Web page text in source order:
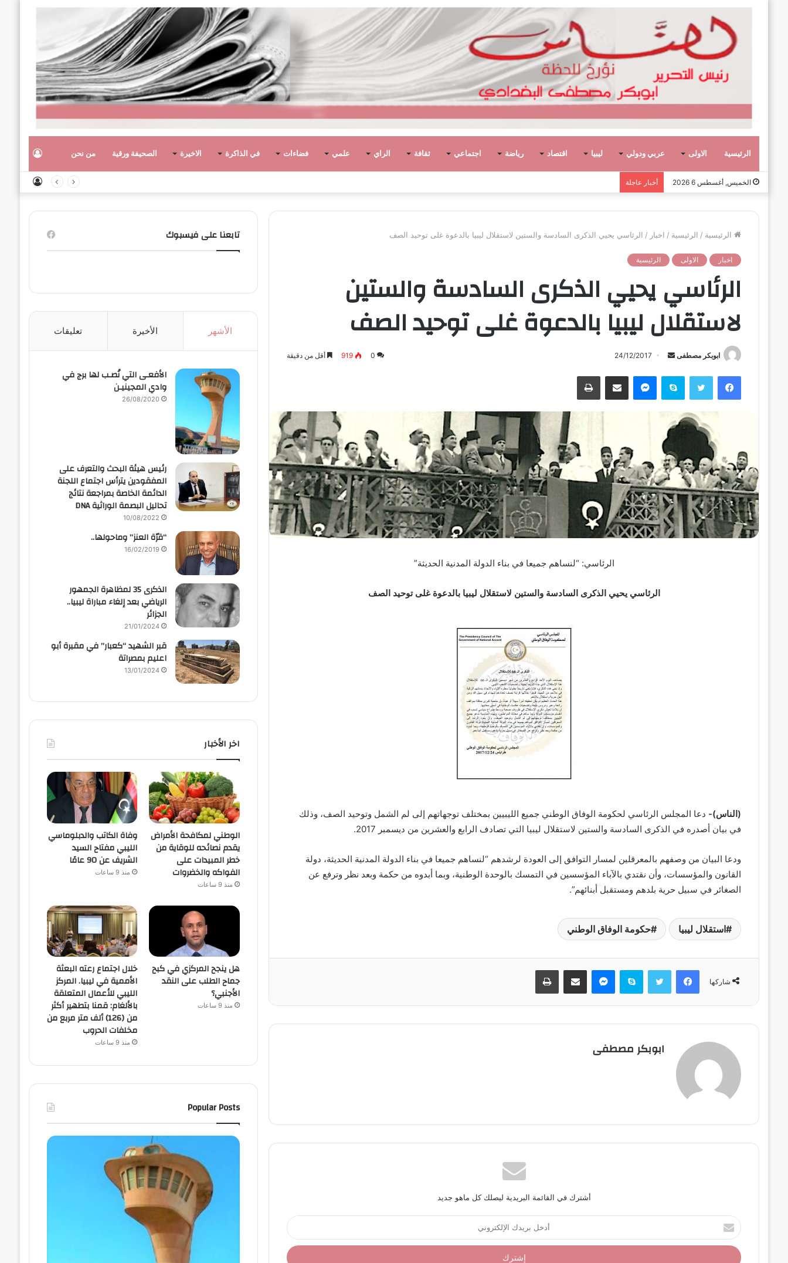
الرئيسية الاولى عربي ودولي ليبيا اقتصاد رياضة اجتماعي ثقافة الراي علمي فضاءات في الذاكرة الاخيرة الصحيفة ورقية من نحن
الخميس, أغسطس 6 2026 أخبار عاجلة
الرئيسية / الرئيسية / اخبار / الرئاسي يحيي الذكرى السادسة والستين لاستقلال ليبيا بالدعوة غلى توحيد الصف
اخبار الاولى الرئيسية
الرئاسي يحيي الذكرى السادسة والستين
لاستقلال ليبيا بالدعوة غلى توحيد الصف
ابوبكر مصطفى
أ
ب
ي
د
ا
إ
ل
ك
ت
ر
24/12/2017
0
919 أقل من دقيقة
فيسبوك تويتر سكايب ماسنجر مشاركة عبر البريد طباعة
الرئاسي: “لنساهم جميعا في بناء الدولة المدنية الحديثة”
الرئاسي يحيي الذكرى السادسة والستين لاستقلال ليبيا بالدعوة غلى توحيد الصف
(الناس)- دعا المجلس الرئاسي لحكومة الوفاق الوطني جميع الليبيين بمختلف توجهاتهم إلى لم الشمل وتوحيد الصف، وذلك
في بيان أصدره في الذكرى السادسة والستين لاستقلال ليبيا التي تصادف الرابع والعشرين من ديسمبر 2017.
ودعا البيان من وصفهم بالمعرقلين لمسار التوافق إلى العودة لرشدهم “لنساهم جميعا في بناء الدولة المدنية الحديثة، دولة
القانون والمؤسسات، وأن نقتدي بالآباء المؤسسين في التمسك بالوحدة الوطنية، وبما أبدوه من حكمة وبعد نظر وترفع عن
الصغائر في سبيل حرية بلدهم ومستقبل أبنائهم”.
استقلال ليبيا حكومة الوفاق الوطني
شاركها
فيسبوك تويتر سكايب ماسنجر مشاركة عبر البريد طباعة
ابوبكر مصطفى
أشترك في القائمة البريدية ليصلك كل ماهو جديد
أ
د
خ
ل
تابعنا على فيسبوك
الأشهر الأخيرة تعليقات
الأفعـى التي نُصـب لها برج في
وادي المجينيـن
26/08/2020
رئيس هيئة البحث والتعرف على
المفقودين يترأس اجتماع اللجنة
الدائمة الخاصة بمراجعة نتائج
تحاليل البصمة الوراثية DNA
10/08/2022
“قرّة العنز” وماحولها..
16/02/2019
الذكرى 35 لمظاهرة الجمهور
الرياضي بعد إلغاء مباراة ليبيا..
الجزائر
21/01/2024
قبر الشهيد “كعبار” في مقبرة أبو
اعليم بمصراتة
13/01/2024
اخر الأخبار
الوطني لمكافحة الأمراض
يقدم نصائحه للوقاية من
خطر المبيدات على
الفواكه والخضروات
منذ 9 ساعات
وفاة الكاتب والدبلوماسي
الليبي مفتاح السيد
الشريف عن 90 عامًا
منذ 9 ساعات
هل ينجح المركزي في كبح
جماح الطلب على النقد
الأجنبي؟
منذ 9 ساعات
خلال اجتماع رعته البعثة
الأممية في ليبيا. المركز
الليبي للأعمال المتعلقة
بالألغام: قمنا بتطهير أكثر
من (126) ألف متر مربع من
مخلفات الحروب
منذ 9 ساعات
Popular Posts